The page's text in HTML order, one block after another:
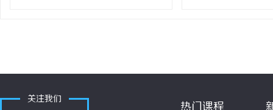
关注我们
热门课程